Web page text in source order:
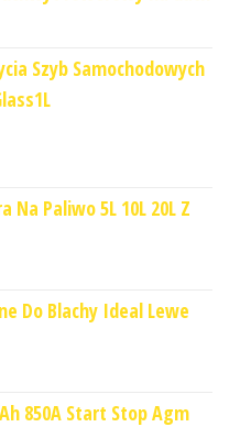
Szyb Samochodowych
Na Paliwo 5L 10L 20L Z
Do Blachy Ideal Lewe
850A Start Stop Agm